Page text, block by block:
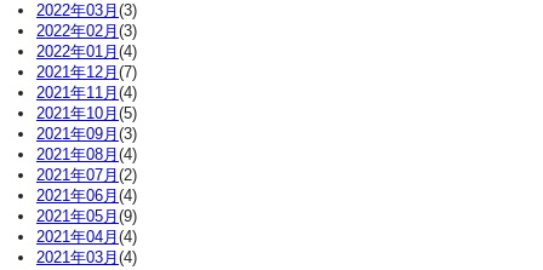
2022年03月 (3)
2022年02月 (3)
2022年01月 (4)
2021年12月 (7)
2021年11月 (4)
2021年10月 (5)
2021年09月 (3)
2021年08月 (4)
2021年07月 (2)
2021年06月 (4)
2021年05月 (9)
2021年04月 (4)
2021年03月 (4)